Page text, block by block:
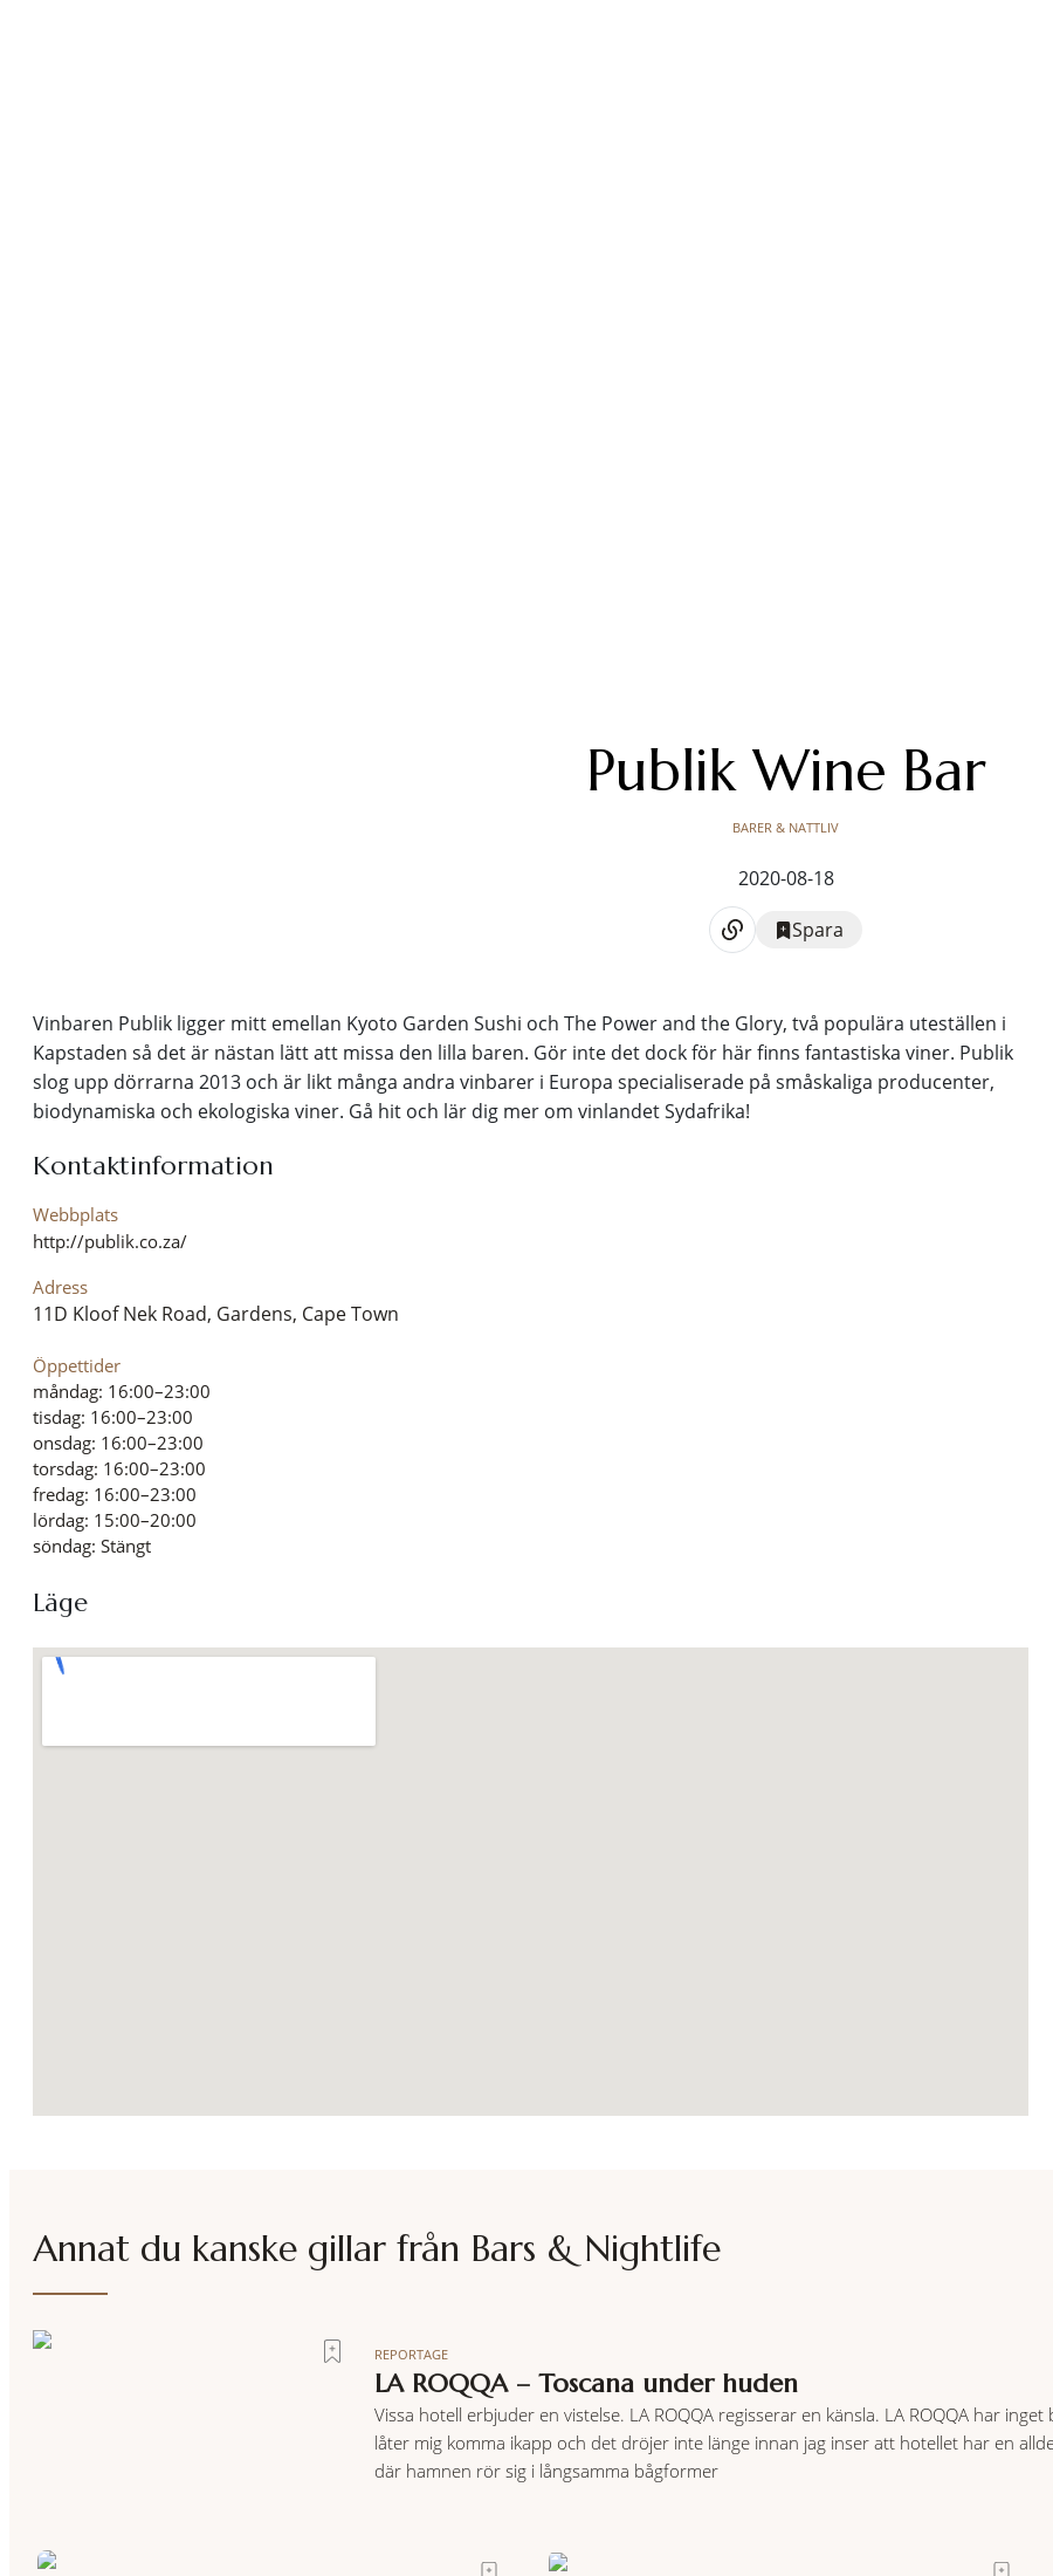
Publik Wine Bar
BARER & NATTLIV
2020-08-18
Spara
Vinbaren Publik ligger mitt emellan Kyoto Garden Sushi och The Power and the Glory, två populära uteställen i
Kapstaden så det är nästan lätt att missa den lilla baren. Gör inte det dock för här finns fantastiska viner. Publik
slog upp dörrarna 2013 och är likt många andra vinbarer i Europa specialiserade på småskaliga producenter,
biodynamiska och ekologiska viner. Gå hit och lär dig mer om vinlandet Sydafrika!
Kontaktinformation
Webbplats
http://publik.co.za/
Adress
11D Kloof Nek Road, Gardens, Cape Town
Öppettider
måndag: 16:00–23:00
tisdag: 16:00–23:00
onsdag: 16:00–23:00
torsdag: 16:00–23:00
fredag: 16:00–23:00
lördag: 15:00–20:00
söndag: Stängt
Läge
Annat du kanske gillar från Bars & Nightlife
REPORTAGE
LA ROQQA – Toscana under huden
Vissa hotell erbjuder en vistelse. LA ROQQA regisserar en känsla. LA ROQQA har
låter mig komma ikapp och det dröjer inte länge innan jag inser att hotellet har en
där hamnen rör sig i långsamma bågformer